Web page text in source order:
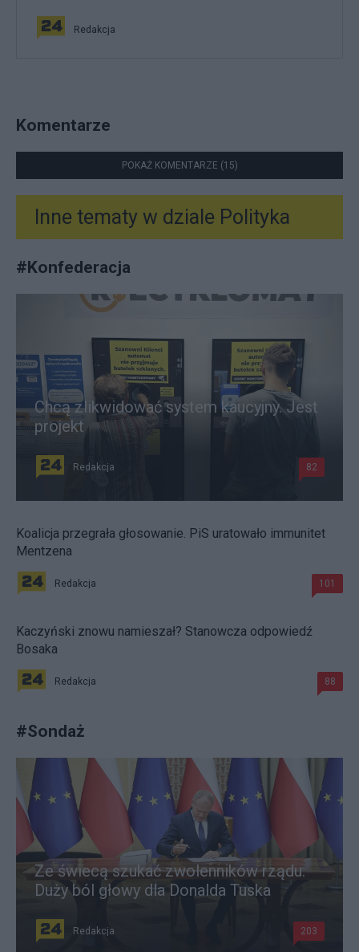
Redakcja
Komentarze
POKAŻ KOMENTARZE (15)
Inne tematy w dziale Polityka
#Konfederacja
Chcą zlikwidować system kaucyjny. Jest
projekt
Redakcja 82
Koalicja przegrała głosowanie. PiS uratowało immunitet
Mentzena
Redakcja 101
Kaczyński znowu namieszał? Stanowcza odpowiedź
Bosaka
Redakcja 88
#Sondaż
Ze świecą szukać zwolenników rządu.
Duży ból głowy dla Donalda Tuska
Redakcja 203